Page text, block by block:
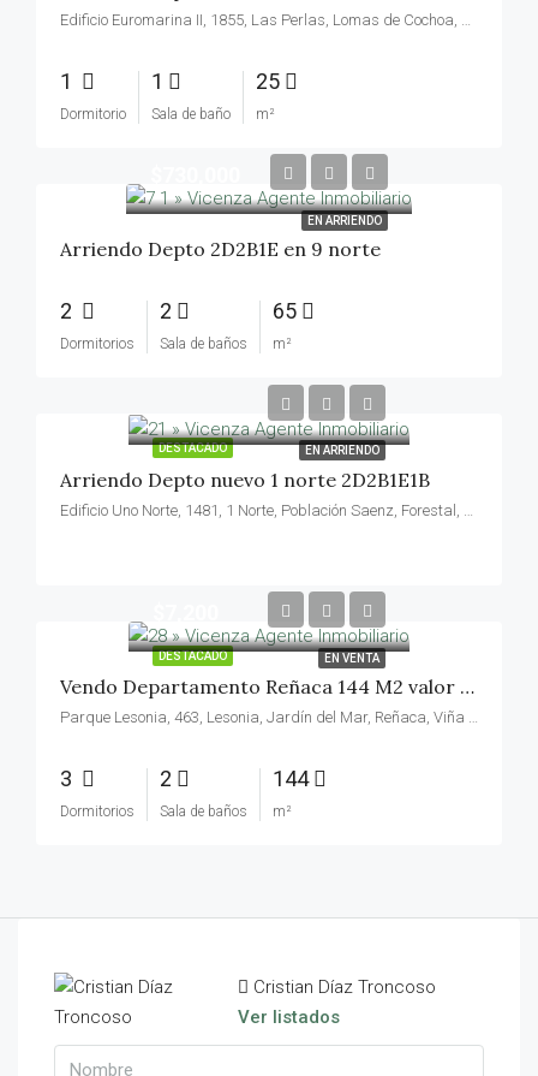
1
Dormitorio
1
Sala de baño
25
m²
EN ARRIENDO
Arriendo Depto 2D2B1E en 9 norte
2
Dormitorios
2
Sala de baños
65
m²
DESTACADO EN ARRIENDO
Arriendo Depto nuevo 1 norte 2D2B1E1B
DESTACADO EN VENTA
Vendo Departamento Reñaca 144 M2 valor 7200 UF
Parque Lesonia, 463, Lesonia, Jardín del Mar, Reñaca, Viña del Mar, Provincia de Valparaíso, Región de Valparaíso, 2540146, Chile
3
Dormitorios
2
Sala de baños
144
m²
Cristian Díaz Troncoso
Ver listados